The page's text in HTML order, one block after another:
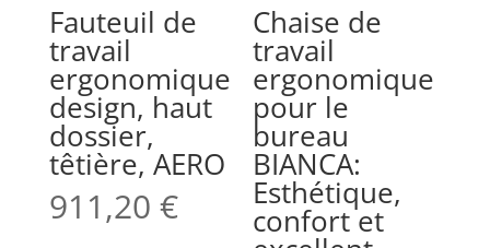
Fauteuil de
travail
ergonomique
design, haut
dossier,
têtière, AERO
911,20 €
Chaise de
travail
ergonomique
pour le
bureau
BIANCA:
Esthétique,
confort et